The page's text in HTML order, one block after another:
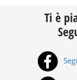
Ti è